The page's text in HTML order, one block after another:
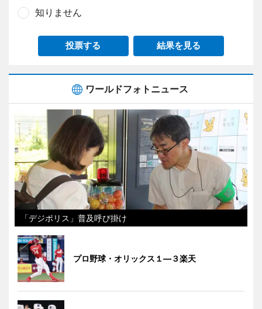
知りません
投票する 結果を見る
ワールドフォトニュース
「デジポリス」普及呼び掛け
プロ野球・オリックス１―３楽天